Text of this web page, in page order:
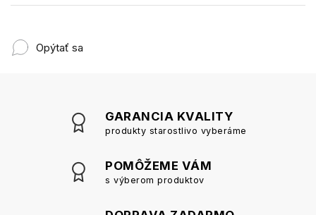
Opýtať sa
GARANCIA KVALITY
produkty starostlivo vyberáme
POMÔŽEME VÁM
s výberom produktov